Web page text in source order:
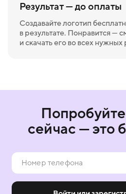
Результат — до оплаты
Создавайте логотип
в результате. Понравится —
и скачать его во всех
сейчас — это